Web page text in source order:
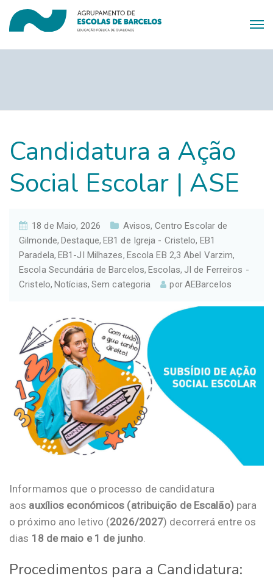
Candidatura a Ação
Social Escolar | ASE
18 de Maio, 2026 Avisos, Centro Escolar de
Gilmonde, Destaque, EB1 de Igreja - Cristelo, EB1
Paradela, EB1-JI Milhazes, Escola EB 2,3 Abel Varzim,
Escola Secundária de Barcelos, Escolas,JI de Ferreiros -
Cristelo, Notícias,Sem categoria porAEBarcelos
Informamos que o processo de candidatura
aos auxílios económicos (atribuição de Escalão)para
o próximo ano letivo (2026/2027) decorrerá entre os
dias 18 de maio e 1 de junho.
Procedimentos para a Candidatura: